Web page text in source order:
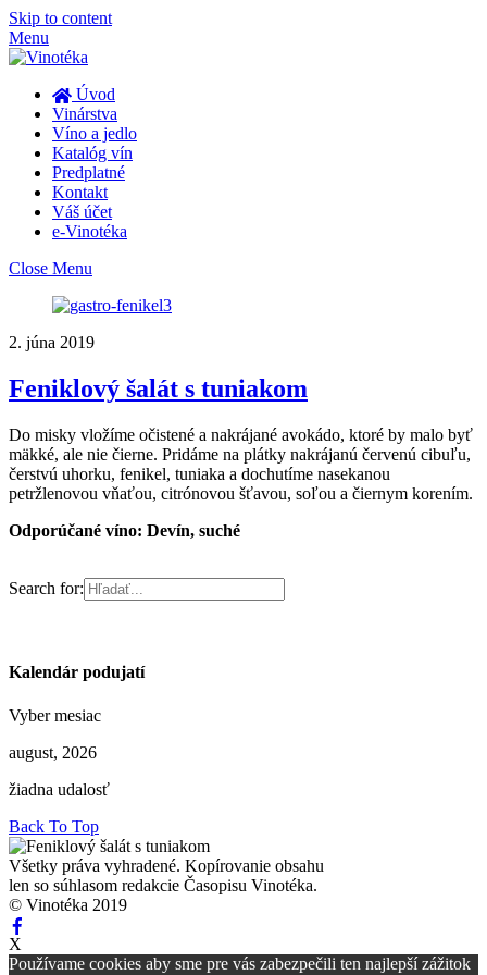
Skip to content
Menu
Úvod
Vinárstva
Víno a jedlo
Katalóg vín
Predplatné
Kontakt
Váš účet
e-Vinotéka
Close Menu
2. júna 2019
Feniklový šalát s tuniakom
Do misky vložíme očistené a nakrájané avokádo, ktoré by malo byť
mäkké, ale nie čierne. Pridáme na plátky nakrájanú červenú cibuľu,
čerstvú uhorku, fenikel, tuniaka a dochutíme nasekanou
petržlenovou vňaťou, citrónovou šťavou, soľou a čiernym korením.
Odporúčané víno: Devín, suché
Search for:
Kalendár podujatí
Vyber mesiac
august, 2026
žiadna udalosť
Back To Top
Všetky práva vyhradené. Kopírovanie obsahu
len so súhlasom redakcie Časopisu Vinotéka.
© Vinotéka 2019
X
Používame cookies aby sme pre vás zabezpečili ten najlepší zážitok